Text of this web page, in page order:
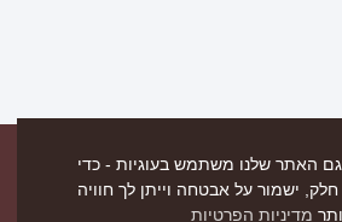
גם האתר שלנו משתמש בעוגיות - כדי
ישמור על אבטחה וייתן לך חוויה
מדיניות הפרטיות